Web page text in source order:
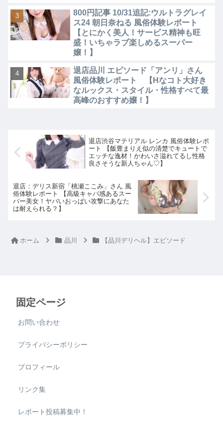
800円記事 10/31追記:ウルトラグレイ
ス24 朝日奈ねる 風俗体験レポート
【とにかく美人！サービス精神も旺
盛！いちゃラブ楽しめるスーパー
嬢！】
退店品川 エピソード「アンリ」さん
風俗体験レポート 【Hなコト大好き
なルックス・スタイル・性格すべて最
高峰のおすすめ嬢！】
退店渋谷マテリアル レンカ 風俗体験レポ
ート 【飯豊まりえ似の清楚でキュートで
エッチな逸材！かわいさ溢れてるし性格
良さそうな新人ちゃん♡】
退店：デリス新宿「桃瀬ここみ」さん 風
俗体験レポート 【高級キャバ感あるスー
パー美女！ヤバいおっぱい攻撃にあなた
は耐えられる？】
ホーム 品川 【品川デリヘル】エピソード
固定ページ
お問い合わせ
プライバシーポリシー
プロフィール
リンク集
レポート投稿募集中！